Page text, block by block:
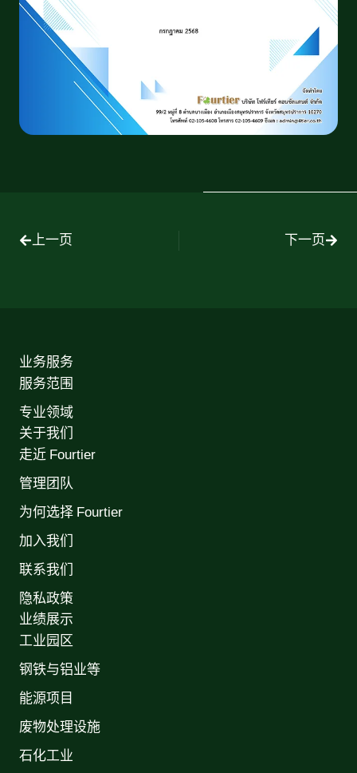
上一页 下一页
业务服务
服务范围
专业领域
关于我们
走近 Fourtier
管理团队
为何选择 Fourtier
加入我们
联系我们
隐私政策
业绩展示
工业园区
钢铁与铝业等
能源项目
废物处理设施
石化工业